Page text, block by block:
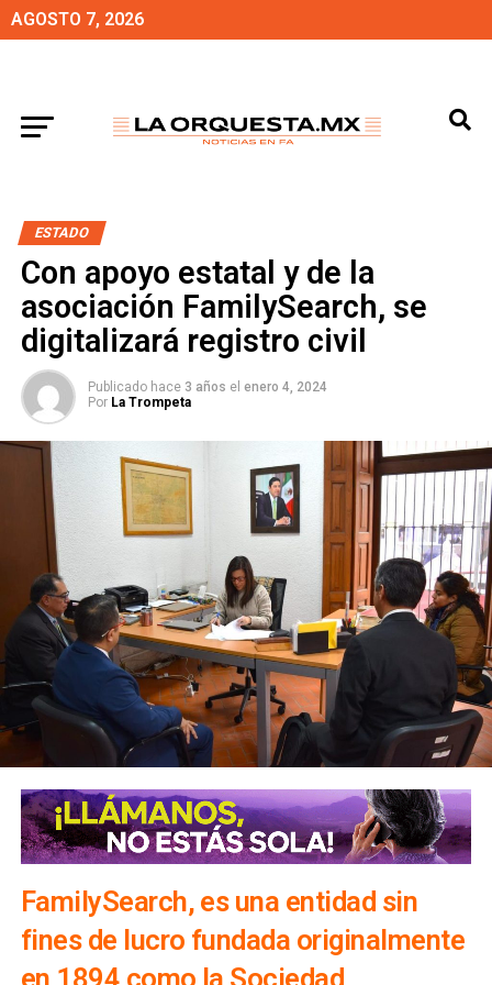
AGOSTO 7, 2026
ESTADO
Con apoyo estatal y de la
asociación FamilySearch, se
digitalizará registro civil
Publicado hace 3 años el enero 4, 2024
Por La Trompeta
FamilySearch, es una entidad sin
fines de lucro fundada originalmente